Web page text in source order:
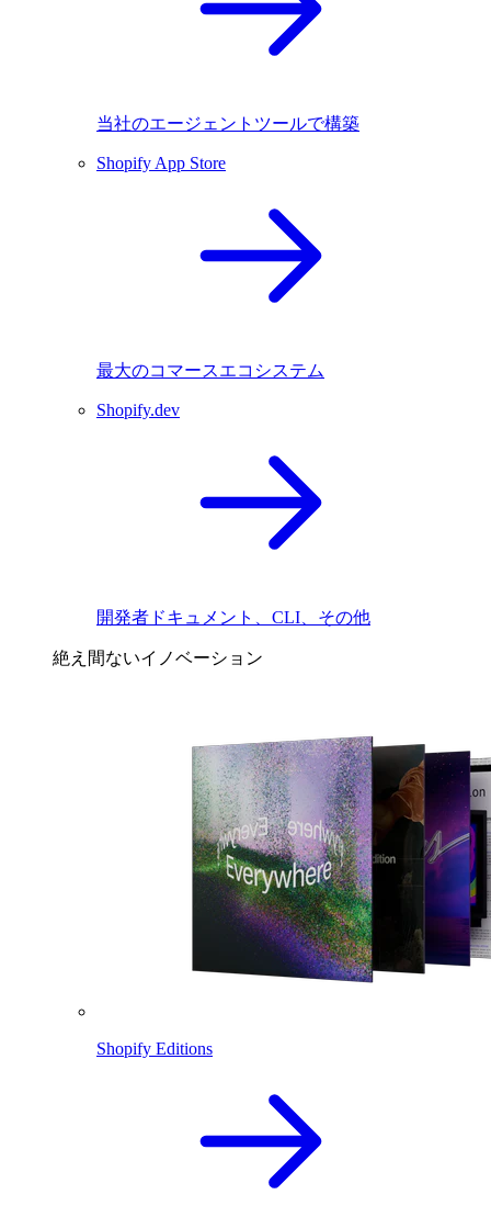
当社のエージェントツールで構築
Shopify App Store
最大のコマースエコシステム
Shopify.dev
開発者ドキュメント、CLI、その他
絶え間ないイノベーション
Shopify Editions